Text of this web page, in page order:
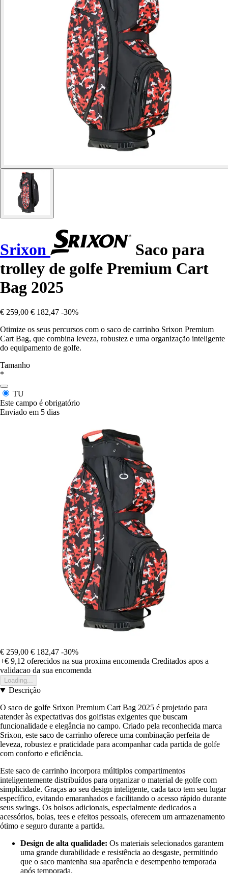
Srixon
Saco para
trolley de golfe Premium Cart
Bag 2025
€ 259,00 € 182,47 -30%
Otimize os seus percursos com o saco de carrinho Srixon Premium
Cart Bag, que combina leveza, robustez e uma organização inteligente
do equipamento de golfe.
Tamanho
*
TU
Este campo é obrigatório
Enviado em 5 dias
€ 259,00 € 182,47 -30%
+€ 9,12 oferecidos na sua proxima encomenda Creditados apos a
validacao da sua encomenda
Loading...
Descrição
O saco de golfe Srixon Premium Cart Bag 2025 é projetado para
atender às expectativas dos golfistas exigentes que buscam
funcionalidade e elegância no campo. Criado pela reconhecida marca
Srixon, este saco de carrinho oferece uma combinação perfeita de
leveza, robustez e praticidade para acompanhar cada partida de golfe
com conforto e eficiência.
Este saco de carrinho incorpora múltiplos compartimentos
inteligentemente distribuídos para organizar o material de golfe com
simplicidade. Graças ao seu design inteligente, cada taco tem seu lugar
específico, evitando emaranhados e facilitando o acesso rápido durante
seus swings. Os bolsos adicionais, especialmente dedicados a
acessórios, bolas, tees e efeitos pessoais, oferecem um armazenamento
ótimo e seguro durante a partida.
Design de alta qualidade: Os materiais selecionados garantem
uma grande durabilidade e resistência ao desgaste, permitindo
que o saco mantenha sua aparência e desempenho temporada
após temporada.